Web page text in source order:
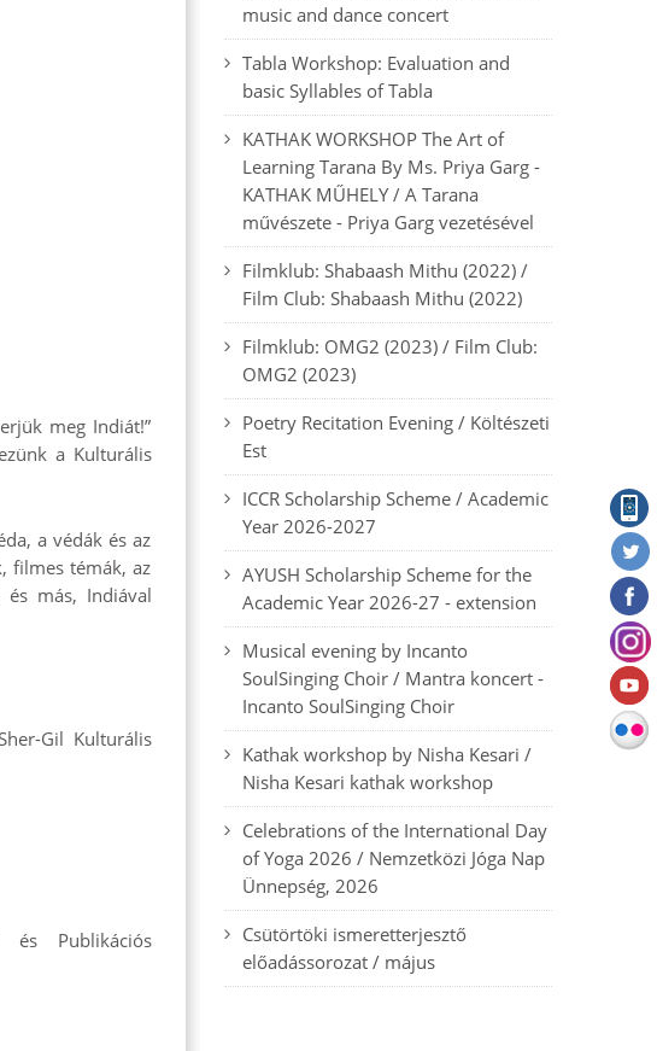
meg Indiát!”
a Kulturális
a védák és az
filmes témák, az
és más, Indiával
Gil Kulturális
és Publikációs
music and dance concert
Tabla Workshop: Evaluation and
basic Syllables of Tabla
KATHAK WORKSHOP The Art of
Learning Tarana By Ms. Priya Garg -
KATHAK MŰHELY / A Tarana
művészete - Priya Garg vezetésével
Filmklub: Shabaash Mithu (2022) /
Film Club: Shabaash Mithu (2022)
Filmklub: OMG2 (2023) / Film Club:
OMG2 (2023)
Poetry Recitation Evening / Költészeti
Est
ICCR Scholarship Scheme / Academic
Year 2026-2027
AYUSH Scholarship Scheme for the
Academic Year 2026-27 - extension
Musical evening by Incanto
SoulSinging Choir / Mantra koncert -
Incanto SoulSinging Choir
Kathak workshop by Nisha Kesari /
Nisha Kesari kathak workshop
Celebrations of the International Day
of Yoga 2026 / Nemzetközi Jóga Nap
Ünnepség, 2026
Csütörtöki ismeretterjesztő
előadássorozat / május